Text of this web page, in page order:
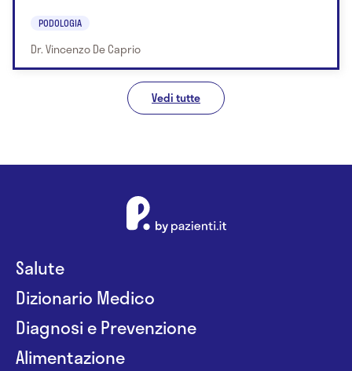
PODOLOGIA
Dr. Vincenzo De Caprio
Vedi tutte
Salute
Dizionario Medico
Diagnosi e Prevenzione
Alimentazione